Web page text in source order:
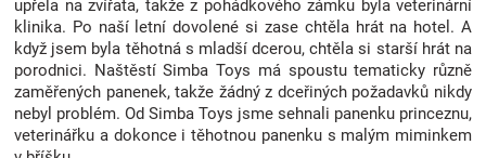
upřela na zvířata, takže z pohádkového zámku byla veterinární
klinika. Po naší letní dovolené si zase chtěla hrát na hotel. A
když jsem byla těhotná s mladší dcerou, chtěla si starší hrát na
porodnici. Naštěstí Simba Toys má spoustu tematicky různě
zaměřených panenek, takže žádný z dceřiných požadavků nikdy
nebyl problém. Od Simba Toys jsme sehnali panenku princeznu,
veterinářku a dokonce i těhotnou panenku s malým miminkem